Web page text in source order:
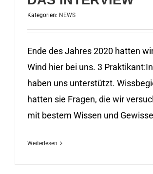
Kategorien: NEWS
Ende des Jahres 2020 hatten
Wind hier bei uns. 3
haben uns unterstützt.
hatten sie Fragen, die wir
mit bestem Wissen und
Weiterlesen